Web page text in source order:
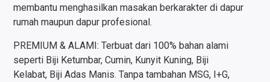
membantu menghasilkan masakan berkarakter di dapur
rumah maupun dapur profesional.
PREMIUM & ALAMI: Terbuat dari 100% bahan alami
seperti Biji Ketumbar, Cumin, Kunyit Kuning, Biji
Kelabat, Biji Adas Manis. Tanpa tambahan MSG, I+G,